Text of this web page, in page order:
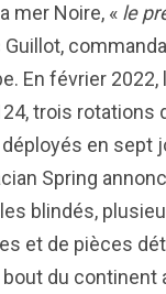
mer Noire, « le
février 2022,
trois rotations
en sept
Spring
blindés,
et de pièces
du continent